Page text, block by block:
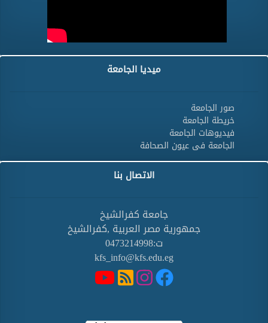
ميديا الجامعة
صور الجامعة
خريطة الجامعة
فيديوهات الجامعة
الجامعة فى عيون الصحافة
الاتصال بنا
جامعة كفرالشيخ
جمهورية مصر العربية ,كفرالشيخ
ت:0473214998
kfs_info@kfs.edu.eg